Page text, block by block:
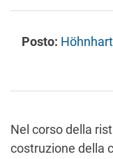
Posto:
Nel corso della
costruzione della